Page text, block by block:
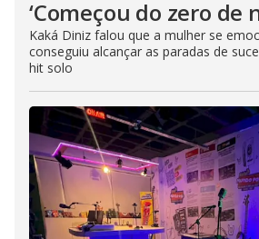
‘Começou do zero de
Kaká Diniz falou que a mulher se
conseguiu alcançar as paradas de
hit solo